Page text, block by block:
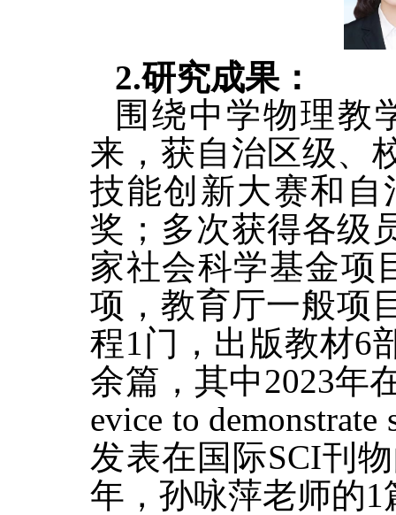
2.研究成果：
围绕中学物理教
来，获自治区级、
技能创新大赛和
奖；多次获得各级
家社会科学基金项
项，教育厅一般项
程1门，出版教材6
余篇，其中2023年
evice to
发表在国际SCI刊
年，孙咏萍老师的